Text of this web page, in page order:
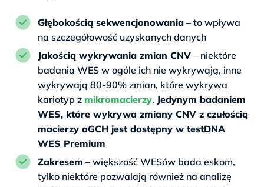
Głębokością sekwencjonowania – to wpływa
na szczegółowość uzyskanych danych
Jakością wykrywania zmian CNV – niektóre
badania WES w ogóle ich nie wykrywają, inne
wykrywają 80-90% zmian, które wykrywa
kariotyp z mikromacierzy. Jedynym badaniem
WES, które wykrywa zmiany CNV z czułością
macierzy aGCH jest dostępny w testDNA
WES Premium
Zakresem – większość WESów bada eskom,
tylko niektóre pozwalają również na analizę